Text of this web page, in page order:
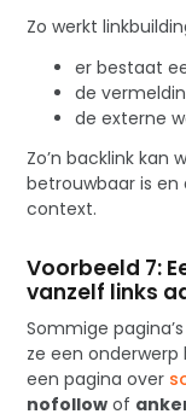
Zo werkt
er bestaat
de
de externe
Zo’n backlink kan
betrouwbaar is
context.
Voorbeeld 7:
vanzelf links
Sommige
ze een onderwerp
een pagina over
nofollow of